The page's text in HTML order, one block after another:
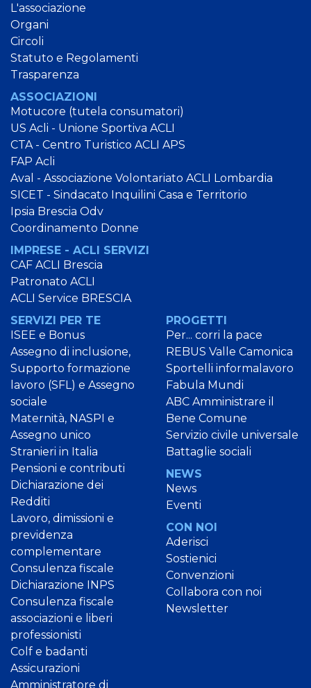
L'associazione
Organi
Circoli
Statuto e Regolamenti
Trasparenza
ASSOCIAZIONI
Motucore (tutela consumatori)
US Acli - Unione Sportiva ACLI
CTA - Centro Turistico ACLI APS
FAP Acli
Aval - Associazione Volontariato ACLI Lombardia
SICET - Sindacato Inquilini Casa e Territorio
Ipsia Brescia Odv
Coordinamento Donne
IMPRESE - ACLI SERVIZI
CAF ACLI Brescia
Patronato ACLI
ACLI Service BRESCIA
SERVIZI PER TE
ISEE e Bonus
Assegno di inclusione,
Supporto formazione
lavoro (SFL) e Assegno
sociale
Maternità, NASPI e
Assegno unico
Stranieri in Italia
Pensioni e contributi
Dichiarazione dei
Redditi
Lavoro, dimissioni e
previdenza
complementare
Consulenza fiscale
Dichiarazione INPS
Consulenza fiscale
associazioni e liberi
professionisti
Colf e badanti
Assicurazioni
Amministratore di
PROGETTI
Per... corri la pace
REBUS Valle Camonica
Sportelli informalavoro
Fabula Mundi
ABC Amministrare il
Bene Comune
Servizio civile universale
Battaglie sociali
NEWS
News
Eventi
CON NOI
Aderisci
Sostienici
Convenzioni
Collabora con noi
Newsletter